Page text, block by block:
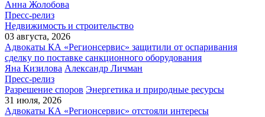
Анна Жолобова
Пресс-релиз
Недвижимость и строительство
03 августа, 2026
Адвокаты КА «Регионсервис» защитили от оспаривания
сделку по поставке санкционного оборудования
Яна Кизилова Александр Личман
Пресс-релиз
Разрешение споров Энергетика и природные ресурсы
31 июля, 2026
Адвокаты КА «Регионсервис» отстояли интересы